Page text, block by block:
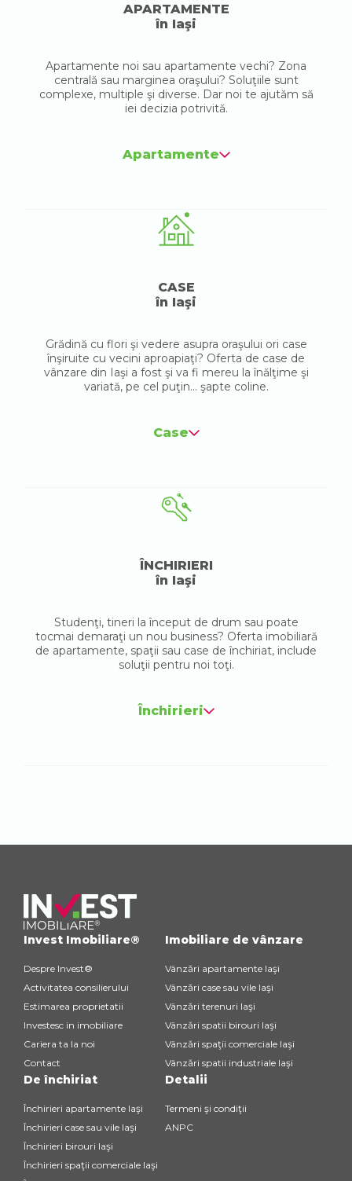
APARTAMENTE
în Iaşi
Apartamente noi sau apartamente vechi? Zona
centrală sau marginea oraşului? Soluţiile sunt
complexe, multiple şi diverse. Dar noi te ajutăm să
iei decizia potrivită.
Apartamente
CASE
în Iaşi
Grădină cu flori şi vedere asupra oraşului ori case
înşiruite cu vecini aproapiaţi? Oferta de case de
vânzare din Iaşi a fost şi va fi mereu la înălţime şi
variată, pe cel puţin... şapte coline.
Case
ÎNCHIRIERI
în Iaşi
Studenţi, tineri la început de drum sau poate
tocmai demaraţi un nou business? Oferta imobiliară
de apartamente, spaţii sau case de închiriat, include
soluţii pentru noi toţi.
Închirieri
Invest Imobiliare®
Despre Invest®
Activitatea consilierului
Estimarea proprietatii
Investesc in imobiliare
Cariera ta la noi
Contact
Imobiliare de vânzare
Vânzări apartamente Iaşi
Vânzări case sau vile Iaşi
Vânzări terenuri Iaşi
Vânzări spatii birouri Iaşi
Vânzări spaţii comerciale Iaşi
Vânzări spatii industriale Iaşi
De închiriat
Închirieri apartamente Iaşi
Închirieri case sau vile Iaşi
Închirieri birouri Iaşi
Închirieri spaţii comerciale Iaşi
Detalii
Termeni şi condiţii
ANPC